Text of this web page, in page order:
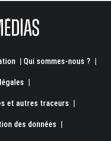
| Qui sommes-nous ? |
|
et autres traceurs |
des données |